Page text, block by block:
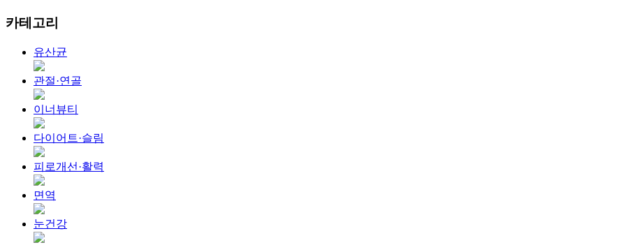
카테고리
유산균
관절·연골
이너뷰티
다이어트·슬림
피로개선·활력
면역
눈건강